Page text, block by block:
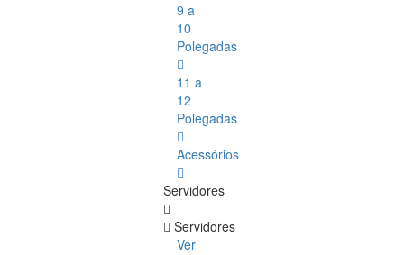
9 a
10
Polegadas
11 a
12
Polegadas
Acessórios
Servidores
Servidores
Ver